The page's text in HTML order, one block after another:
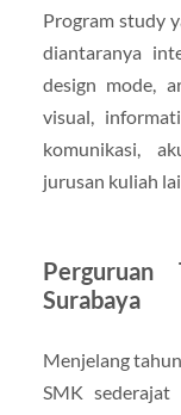
Program study
diantaranya
design mode,
visual,
komunikasi,
jurusan kuliah
Surabaya
Menjelang
SMK